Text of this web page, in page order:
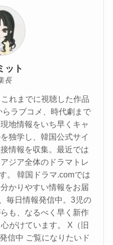
ット
長
れまでに視聴した作品
ラブコメ、時代劇まで
地情報をいち早くキャ
独学し、韓国公式サイ
情報を収集。最近では
ジア全体のドラマトレ
。 韓国ドラマ.comでは
かりやすい情報をお届
毎日情報発信中。3児の
も、なるべく早く新作
がけています。 X（旧
信中 ご覧になりたいド